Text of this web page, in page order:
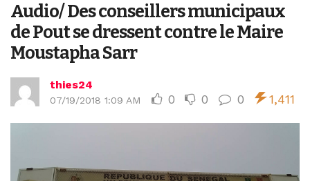
Audio/ Des conseillers municipaux
de Pout se dressent contre le Maire
Moustapha Sarr
thies24
07/19/2018 1:09 AM 0 0 0 1,411